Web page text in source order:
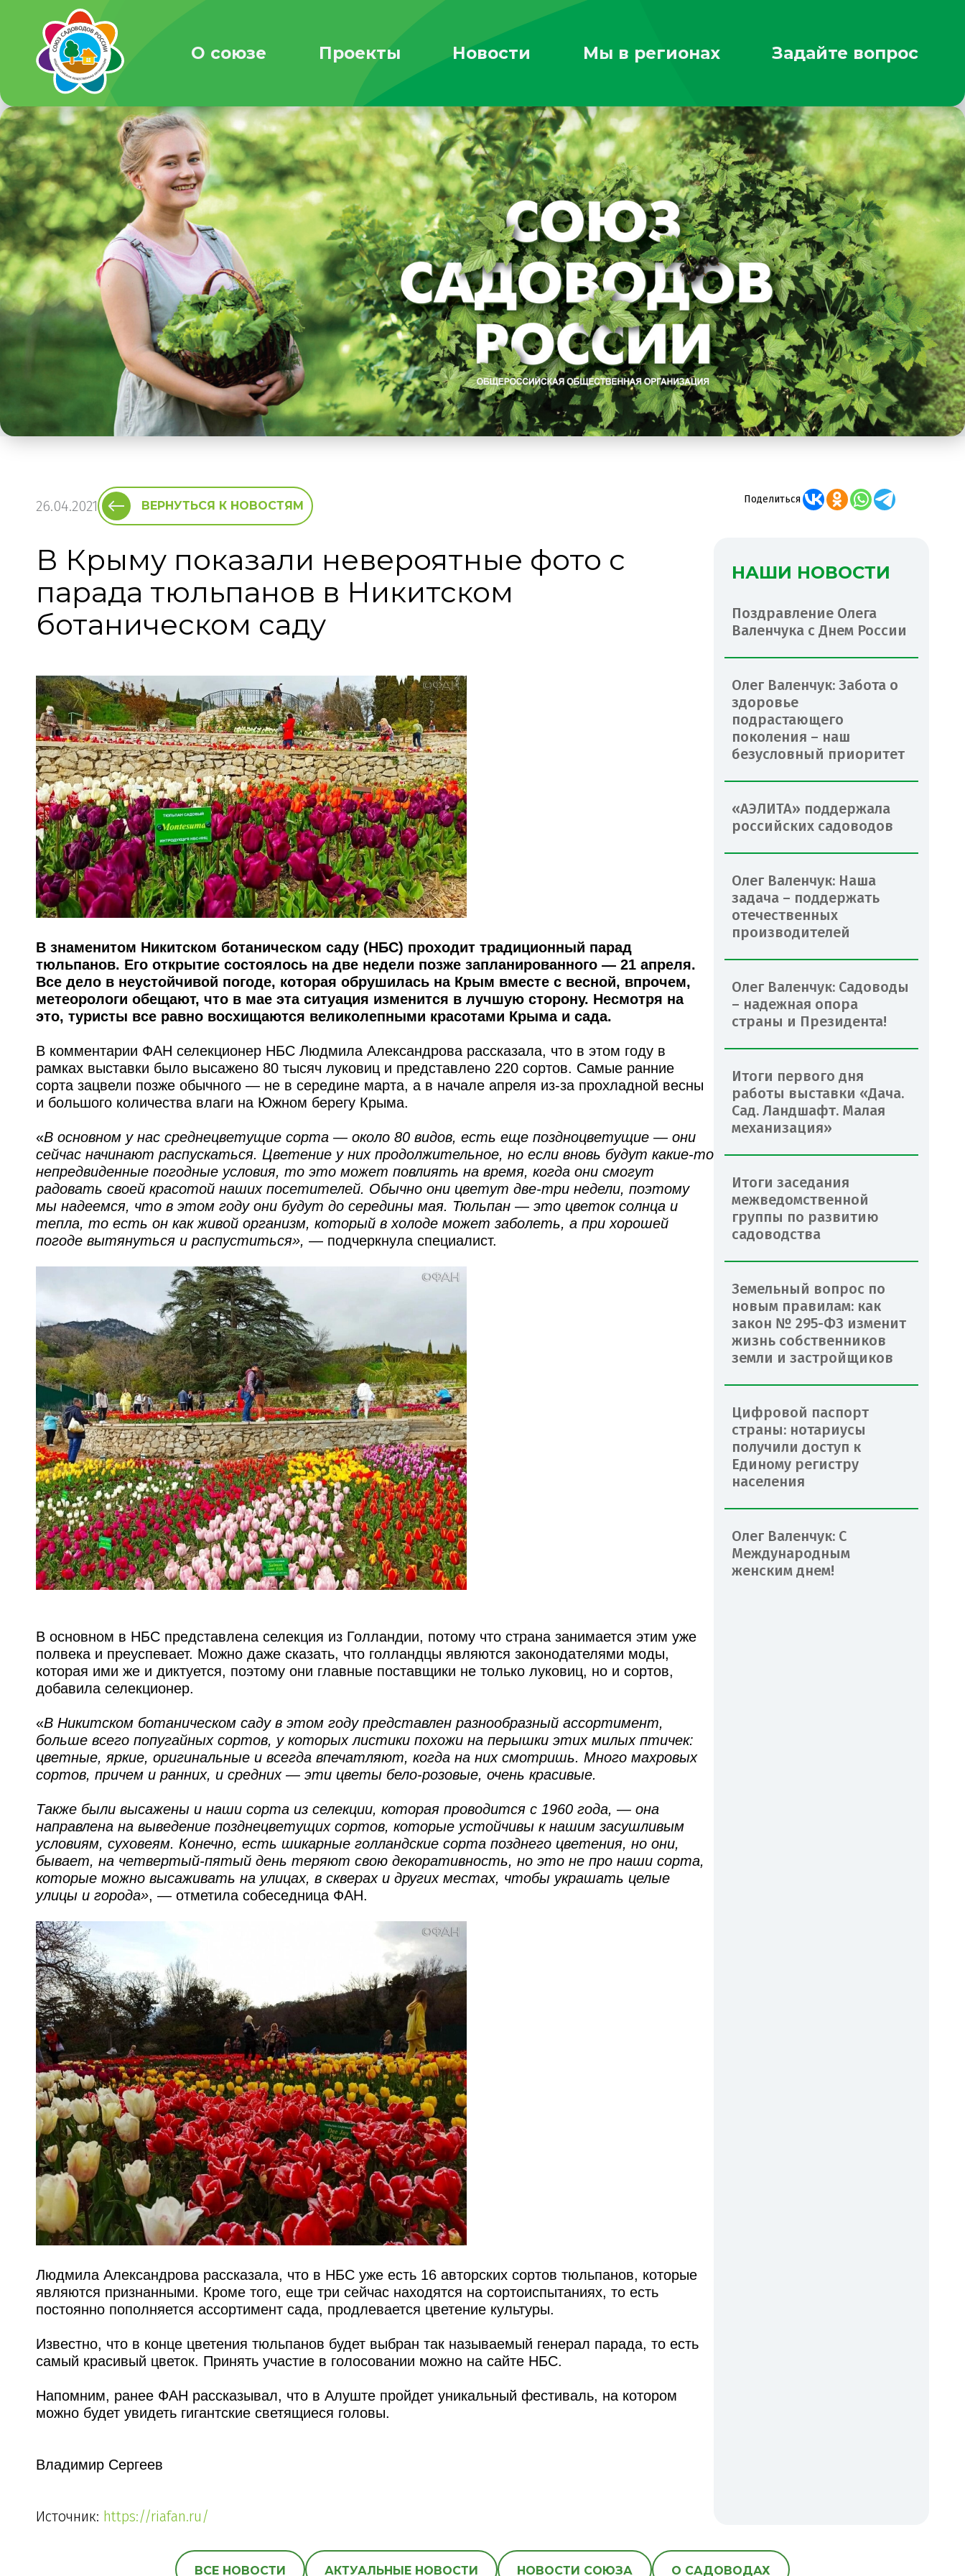
О союзе Проекты Новости Мы в регионах Задайте вопрос
26.04.2021 ВЕРНУТЬСЯ К НОВОСТЯМ
В Крыму показали невероятные фото с
парада тюльпанов в Никитском
ботаническом саду
В знаменитом Никитском ботаническом саду (НБС) проходит традиционный парад
тюльпанов. Его открытие состоялось на две недели позже запланированного — 21 апреля.
Все дело в неустойчивой погоде, которая обрушилась на Крым вместе с весной, впрочем,
метеорологи обещают, что в мае эта ситуация изменится в лучшую сторону. Несмотря на
это, туристы все равно восхищаются великолепными красотами Крыма и сада.
В комментарии ФАН селекционер НБС Людмила Александрова рассказала, что в этом году в
рамках выставки было высажено 80 тысяч луковиц и представлено 220 сортов. Самые ранние
сорта зацвели позже обычного — не в середине марта, а в начале апреля из-за прохладной весны
и большого количества влаги на Южном берегу Крыма.
«В основном у нас среднецветущие сорта — около 80 видов, есть еще поздноцветущие — они
сейчас начинают распускаться. Цветение у них продолжительное, но если вновь будут какие-то
непредвиденные погодные условия, то это может повлиять на время, когда они смогут
радовать своей красотой наших посетителей. Обычно они цветут две-три недели, поэтому
мы надеемся, что в этом году они будут до середины мая. Тюльпан — это цветок солнца и
тепла, то есть он как живой организм, который в холоде может заболеть, а при хорошей
погоде вытянуться и распуститься», — подчеркнула специалист.
В основном в НБС представлена селекция из Голландии, потому что страна занимается этим уже
полвека и преуспевает. Можно даже сказать, что голландцы являются законодателями моды,
которая ими же и диктуется, поэтому они главные поставщики не только луковиц, но и сортов,
добавила селекционер.
«В Никитском ботаническом саду в этом году представлен разнообразный ассортимент,
больше всего попугайных сортов, у которых листики похожи на перышки этих милых птичек:
цветные, яркие, оригинальные и всегда впечатляют, когда на них смотришь. Много махровых
сортов, причем и ранних, и средних — эти цветы бело-розовые, очень красивые.
Также были высажены и наши сорта из селекции, которая проводится с 1960 года, — она
направлена на выведение позднецветущих сортов, которые устойчивы к нашим засушливым
условиям, суховеям. Конечно, есть шикарные голландские сорта позднего цветения, но они,
бывает, на четвертый-пятый день теряют свою декоративность, но это не про наши сорта,
которые можно высаживать на улицах, в скверах и других местах, чтобы украшать целые
улицы и города», — отметила собеседница ФАН.
Людмила Александрова рассказала, что в НБС уже есть 16 авторских сортов тюльпанов, которые
являются признанными. Кроме того, еще три сейчас находятся на сортоиспытаниях, то есть
постоянно пополняется ассортимент сада, продлевается цветение культуры.
Известно, что в конце цветения тюльпанов будет выбран так называемый генерал парада, то есть
самый красивый цветок. Принять участие в голосовании можно на сайте НБС.
Напомним, ранее ФАН рассказывал, что в Алуште пройдет уникальный фестиваль, на котором
можно будет увидеть гигантские светящиеся головы.
Владимир Сергеев
Источник: https://riafan.ru/
Поделиться
НАШИ НОВОСТИ
Поздравление Олега
Валенчука с Днем России
Олег Валенчук: Забота о
здоровье
подрастающего
поколения – наш
безусловный приоритет
«АЭЛИТА» поддержала
российских садоводов
Олег Валенчук: Наша
задача – поддержать
отечественных
производителей
Олег Валенчук: Садоводы
– надежная опора
страны и Президента!
Итоги первого дня
работы выставки «Дача.
Сад. Ландшафт. Малая
механизация»
Итоги заседания
межведомственной
группы по развитию
садоводства
Земельный вопрос по
новым правилам: как
закон № 295-ФЗ изменит
жизнь собственников
земли и застройщиков
Цифровой паспорт
страны: нотариусы
получили доступ к
Единому регистру
населения
Олег Валенчук: С
Международным
женским днем!
ВСЕ НОВОСТИ АКТУАЛЬНЫЕ НОВОСТИ НОВОСТИ СОЮЗА О САДОВОДАХ